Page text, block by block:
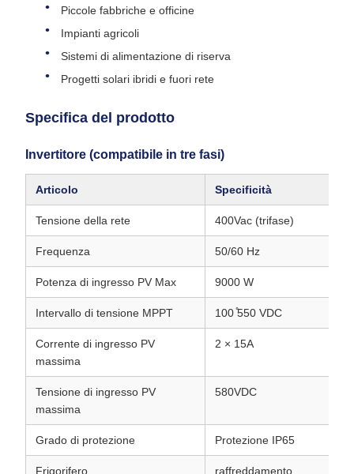
Piccole fabbriche e officine
Impianti agricoli
Sistemi di alimentazione di riserva
Progetti solari ibridi e fuori rete
Specifica del prodotto
Invertitore (compatibile in tre fasi)
Articolo Specificità
Tensione della rete 400Vac (trifase)
Frequenza 50/60 Hz
Potenza di ingresso PV Max 9000 W
Intervallo di tensione MPPT 100 ̊550 VDC
Corrente di ingresso PV
massima
2 × 15A
Tensione di ingresso PV
massima
580VDC
Grado di protezione Protezione IP65
Frigorifero
raffreddamento